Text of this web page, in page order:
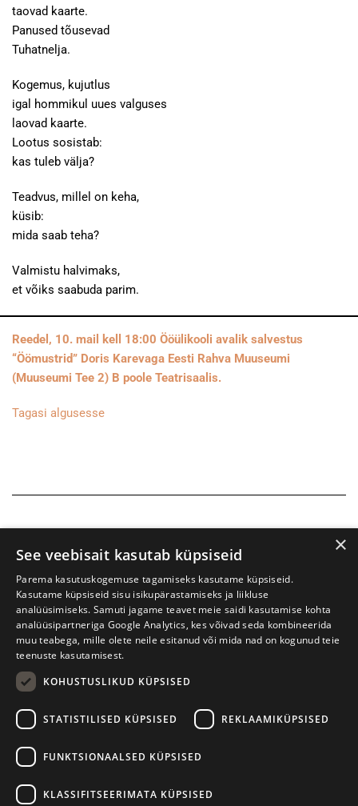
taovad kaarte.
Panused tõusevad
Tuhatnelja.
Kogemus, kujutlus
igal hommikul uues valguses
laovad kaarte.
Lootus sosistab:
kas tuleb välja?
Teadvus, millel on keha,
küsib:
mida saab teha?
Valmistu halvimaks,
et võiks saabuda parim.
Reedel, 10. mail kell 18:00 Ööülikooli avalik salvestus
“Öömustrid” Doris Karevaga Eesti Rahva Muuseumi
(Muuseumi Tee 2) B poole Teatrisaalis.
Tagasi algusesse
Prima Vista kirjandusfestival
+372 56906836
×
See veebisait kasutab küpsiseid
Parema kasutuskogemuse tagamiseks kasutame küpsiseid.
Kasutame küpsiseid sisu isikupärastamiseks ja liikluse
analüüsimiseks. Samuti jagame teavet meie saidi kasutamise kohta
analüüsipartneriga Google Analytics, kes võivad seda kombineerida
muu teabega, mille olete neile esitanud või mida nad on kogunud teie
teenuste kasutamisest.
KOHUSTUSLIKUD KÜPSISED
STATISTILISED KÜPSISED REKLAAMIKÜPSISED
FUNKTSIONAALSED KÜPSISED
KLASSIFITSEERIMATA KÜPSISED